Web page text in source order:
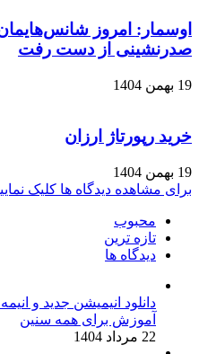
اوسمار: امروز
صدرنشینی از دست رفت
19 بهمن 1404
خرید رپورتاژ ارزان
19 بهمن 1404
برای مشاهده دیدگاه ها کلیک
محبوب
تازه ترین
دیدگاه ها
دانلود انیمیشن جدید و
آموزش برای همه سنین
22 مرداد 1404